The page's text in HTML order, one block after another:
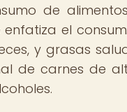
de
el
y grasas
de carnes de